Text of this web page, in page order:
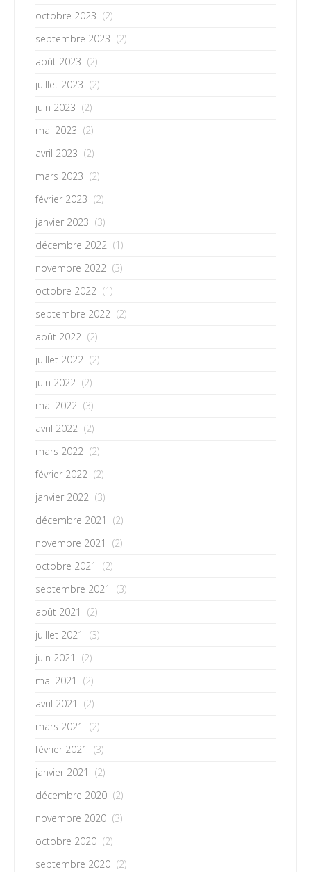
octobre 2023 (2)
septembre 2023 (2)
août 2023 (2)
juillet 2023 (2)
juin 2023 (2)
mai 2023 (2)
avril 2023 (2)
mars 2023 (2)
février 2023 (2)
janvier 2023 (3)
décembre 2022 (1)
novembre 2022 (3)
octobre 2022 (1)
septembre 2022 (2)
août 2022 (2)
juillet 2022 (2)
juin 2022 (2)
mai 2022 (3)
avril 2022 (2)
mars 2022 (2)
février 2022 (2)
janvier 2022 (3)
décembre 2021
(2)
novembre 2021
(2)
octobre 2021
(2)
septembre 2021
(3)
août 2021
(2)
juillet 2021
(3)
juin 2021
(2)
mai 2021
(2)
avril 2021
(2)
mars 2021
(2)
février 2021
(3)
janvier 2021
(2)
décembre 2020 (2)
novembre 2020 (3)
octobre 2020 (2)
septembre 2020 (2)